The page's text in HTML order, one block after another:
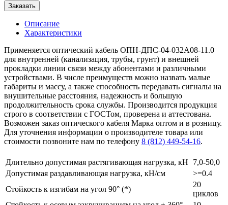
Заказать
Описание
Характеристики
Применяется оптический кабель ОПН-ДПС-04-032А08-11.0
для внутренней (канализация, трубы, грунт) и внешней
прокладки линии связи между абонентами и различными
устройствами. В числе преимуществ можно назвать малые
габариты и массу, а также способность передавать сигналы на
внушительные расстояния, надежность и большую
продолжительность срока службы. Производится продукция
строго в соответствии с ГОСТом, проверена и аттестована.
Возможен заказ оптического кабеля Марка оптом и в розницу.
Для уточнения информации о производителе товара или
стоимости позвоните нам по телефону 8 (812) 449-54-16.
Длительно допустимая растягивающая нагрузка, кН
7,0-50,0
Допустимая раздавливающая нагрузка, кН/см
>=0.4
Стойкость к изгибам на угол 90° (*)
20
циклов